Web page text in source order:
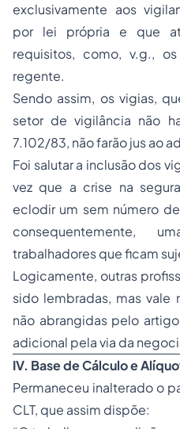
exclusivamente aos
por lei própria e que
requisitos, como, v.g.,
regente.
Sendo assim, os vigias,
setor de vigilância não
7.102/83, não farão jus ao
Foi salutar a inclusão dos
vez que a crise na
eclodir um sem número
consequentemente,
trabalhadores que ficam
Logicamente, outras
sido lembradas, mas vale
não abrangidas pelo
adicional pela via da
IV. Base de Cálculo e
Permaneceu inalterado o
CLT, que assim dispõe: